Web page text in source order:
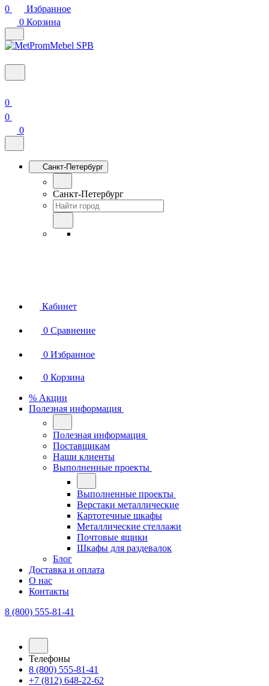
0
Избранное
0 Корзина
0
0
0
Санкт-Петербург
Санкт-Петербург
Кабинет
0 Сравнение
0 Избранное
0 Корзина
% Акции
Полезная информация
Полезная информация
Поставщикам
Наши клиенты
Выполненные проекты
Выполненные проекты
Верстаки металлические
Картотечные шкафы
Металлические стеллажи
Почтовые ящики
Шкафы для раздевалок
Блог
Доставка и оплата
О нас
Контакты
8 (800) 555-81-41
Телефоны
8 (800) 555-81-41
+7 (812) 648-22-62